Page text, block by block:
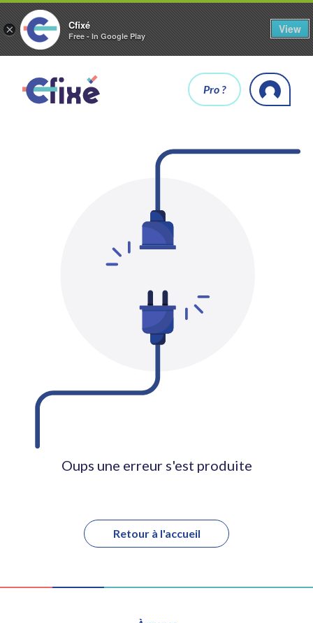
× Cfixé
Free - In Google Play
View
Pro ?
Oups une erreur s'est produite
Retour à l'accueil